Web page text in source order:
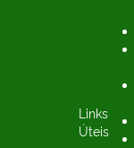
Links
Úteis